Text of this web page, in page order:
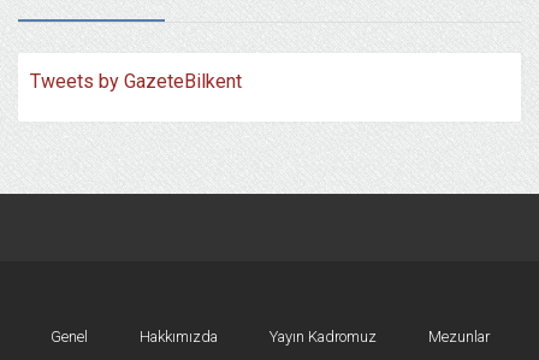
Tweets by GazeteBilkent
Genel Hakkımızda Yayın Kadromuz Mezunlar